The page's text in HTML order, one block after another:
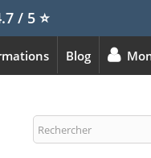
/ 5⭐
Blog